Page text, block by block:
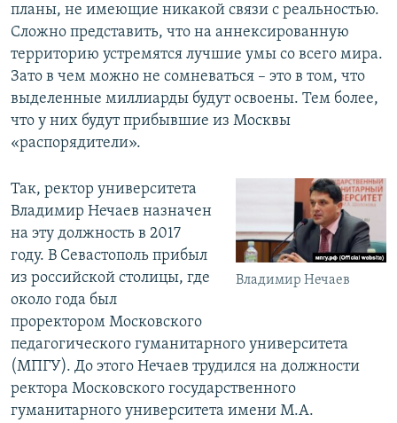
планы, не имеющие никакой связи с реальностью.
Сложно представить, что на аннексированную
территорию устремятся лучшие умы со всего мира.
Зато в чем можно не сомневаться – это в том, что
выделенные миллиарды будут освоены. Тем более,
что у них будут прибывшие из Москвы
«распорядители».
Владимир Нечаев
Так, ректор университета
Владимир Нечаев назначен
на эту должность в 2017
году. В Севастополь прибыл
из российской столицы, где
около года был
проректором Московского
педагогического гуманитарного университета
(МПГУ). До этого Нечаев трудился на должности
ректора Московского государственного
гуманитарного университета имени М.А.